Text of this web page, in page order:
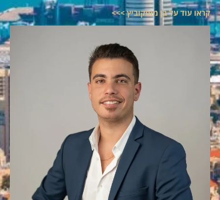
קראו עוד על בן מוסקוביץ >>>